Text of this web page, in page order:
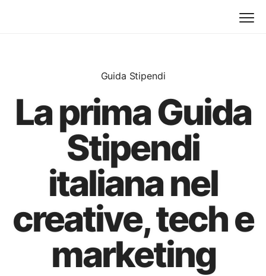
Guida Stipendi
La prima Guida
Stipendi
italiana nel
creative, tech e
marketing